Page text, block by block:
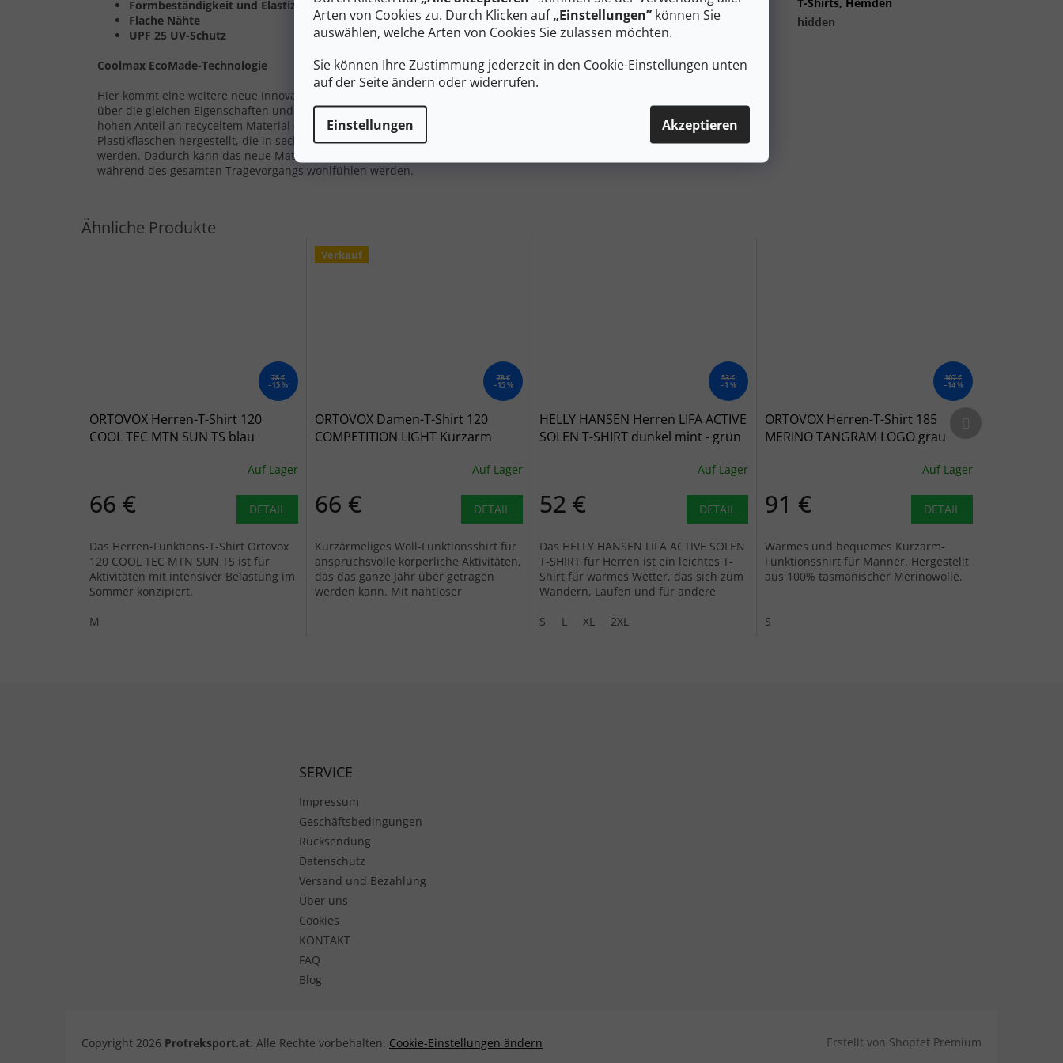
Arten von Cookies zu. Durch Klicken auf„Einstellungen” können Sie
auswählen, welche Arten von Cookies Sie zulassen möchten.
Sie können Ihre Zustimmung jederzeit in den Cookie-Einstellungen unten
auf der Seite ändern oder widerrufen.
Einstellungen Akzeptieren
Formbeständigkeit und Elastizität
Flache Nähte
UPF 25 UV-Schutz
Coolmax EcoMade-Technologie
Hier kommt eine weitere neue Innovation in Form von Coolmax Ecomade Material. Das Kleidungsstück verfügt
über die gleichen Eigenschaften und Vorteile wie bisher, ist aber umweltfreundlicher. Die Faser enthält einen
hohen Anteil an recyceltem Material (97 %) und verringert so die Umweltbelastung. Sie wird aus gebrauchten
Plastikflaschen hergestellt, die in sechs Schritten zur Grundlage unserer Funktionskleidung verarbeitet
werden. Dadurch kann das neue Material Feuchtigkeit noch besser vom Körper ableiten, so dass Sie sich
während des gesamten Tragevorgangs wohlfühlen werden.
#sizes_table#
hidden
78 €
–15 %
ORTOVOX Herren-T-Shirt 120
COOL TEC MTN SUN TS blau
Auf Lager
66 € DETAIL
Das Herren-Funktions-T-Shirt Ortovox
120 COOL TEC MTN SUN TS ist für
Aktivitäten mit intensiver Belastung im
Sommer konzipiert.
M
Verkauf
78 €
–15 %
ORTOVOX Damen-T-Shirt 120
COMPETITION LIGHT Kurzarm
Auf Lager
66 € DETAIL
Kurzärmeliges Woll-Funktionsshirt für
anspruchsvolle körperliche Aktivitäten,
das das ganze Jahr über getragen
werden kann. Mit nahtloser
53 €
–1 %
HELLY HANSEN Herren LIFA ACTIVE
SOLEN T-SHIRT dunkel mint - grün
Auf Lager
52 € DETAIL
Das HELLY HANSEN LIFA ACTIVE SOLEN
T-SHIRT für Herren ist ein leichtes T-
Shirt für warmes Wetter, das sich zum
Wandern, Laufen und für andere
S
L XL 2XL
107 €
–14 %
ORTOVOX Herren-T-Shirt 185
MERINO TANGRAM LOGO grau
Auf Lager
91 € DETAIL
Warmes und bequemes Kurzarm-
Funktionsshirt für Männer. Hergestellt
aus 100% tasmanischer Merinowolle.
S
SERVICE
Impressum
Geschäftsbedingungen
Rücksendung
Datenschutz
Versand und Bezahlung
Über uns
Cookies
KONTAKT
FAQ
Blog
Erstellt von Shoptet Premium
Copyright 2026 Protreksport.at. Alle Rechte vorbehalten. Cookie-Einstellungen ändern